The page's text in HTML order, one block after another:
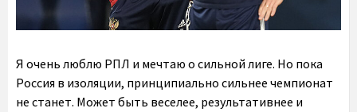
Я очень люблю РПЛ и мечтаю о сильной лиге. Но пока
Россия в изоляции, принципиально сильнее чемпионат
не станет. Может быть веселее, результативнее и